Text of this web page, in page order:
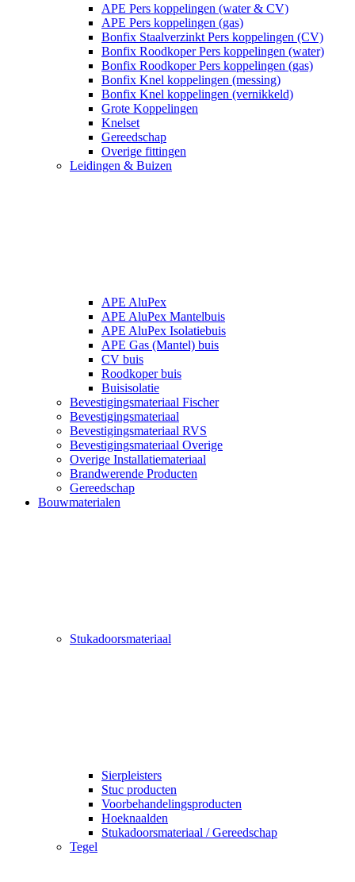
APE Pers koppelingen (water & CV)
APE Pers koppelingen (gas)
Bonfix Staalverzinkt Pers koppelingen (CV)
Bonfix Roodkoper Pers koppelingen (water)
Bonfix Roodkoper Pers koppelingen (gas)
Bonfix Knel koppelingen (messing)
Bonfix Knel koppelingen (vernikkeld)
Grote Koppelingen
Knelset
Gereedschap
Overige fittingen
Leidingen & Buizen
APE AluPex
APE AluPex Mantelbuis
APE AluPex Isolatiebuis
APE Gas (Mantel) buis
CV buis
Roodkoper buis
Buisisolatie
Bevestigingsmateriaal Fischer
Bevestigingsmateriaal
Bevestigingsmateriaal RVS
Bevestigingsmateriaal Overige
Overige Installatiemateriaal
Brandwerende Producten
Gereedschap
Bouwmaterialen
Stukadoorsmateriaal
Sierpleisters
Stuc producten
Voorbehandelingsproducten
Hoeknaalden
Stukadoorsmateriaal / Gereedschap
Tegel